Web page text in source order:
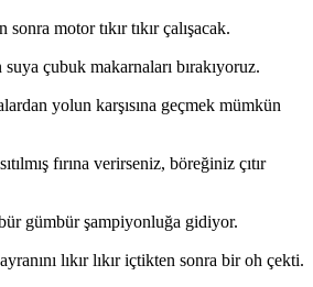
motor tıkır tıkır çalışacak.
çubuk makarnaları bırakıyoruz.
yolun karşısına geçmek mümkün
fırına verirseniz, böreğiniz çıtır
gümbür şampiyonluğa gidiyor.
lıkır lıkır içtikten sonra bir oh çekti.